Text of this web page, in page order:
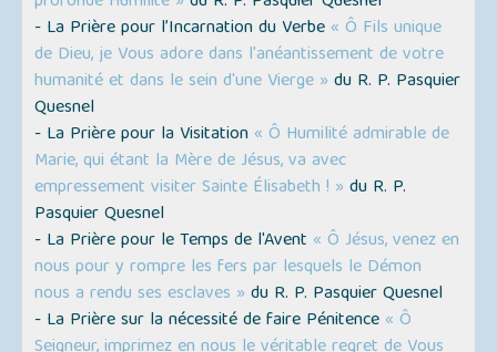
- La Prière pour l’Incarnation du Verbe « Ô Fils unique
de Dieu, je Vous adore dans l'anéantissement de votre
humanité et dans le sein d'une Vierge » du R. P. Pasquier
Quesnel
- La Prière pour la Visitation « Ô Humilité admirable de
Marie, qui étant la Mère de Jésus, va avec
empressement visiter Sainte Élisabeth ! » du R. P.
Pasquier Quesnel
- La Prière pour le Temps de l'Avent « Ô Jésus, venez en
nous pour y rompre les fers par lesquels le Démon
nous a rendu ses esclaves » du R. P. Pasquier Quesnel
- La Prière sur la nécessité de faire Pénitence « Ô